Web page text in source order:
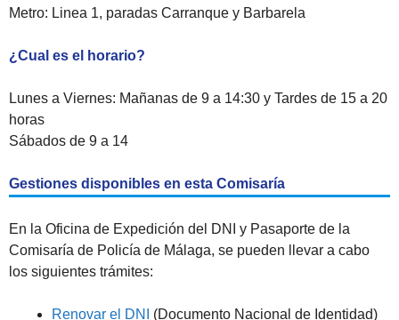
Metro: Linea 1, paradas Carranque y Barbarela
¿Cual es el horario?
Lunes a Viernes: Mañanas de 9 a 14:30 y Tardes de 15 a 20
horas
Sábados de 9 a 14
Gestiones disponibles en esta Comisaría
En la Oficina de Expedición del DNI y Pasaporte de la
Comisaría de Policía de Málaga, se pueden llevar a cabo
los siguientes trámites:
Renovar el DNI
(Documento Nacional de Identidad)